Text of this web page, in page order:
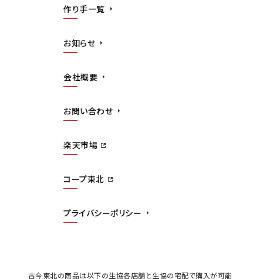
作り手一覧
お知らせ
会社概要
お問い合わせ
楽天市場
コープ東北
プライバシーポリシー
古今東北の商品は以下の生協各店舗と生協の宅配で購入が可能